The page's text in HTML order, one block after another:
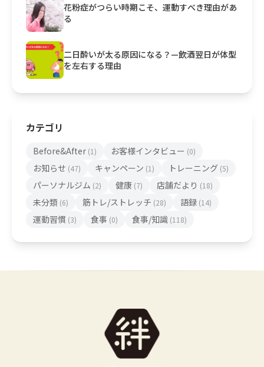
花粉症がつらい時期こそ、運動すべき理由があ
る
二日酔いが太る原因になる？—飲酒翌日が体型
を左右する理由
カテゴリ
Before&After (1) お客様インタビュー (0)
お知らせ (47) キャンペーン (1) トレーニング (5)
パーソナルジム (2) 健康 (7) 店舗だより (18)
未分類 (6) 筋トレ/ストレッチ (28) 語録 (14)
運動習慣 (3) 食事 (0) 食事/知識 (118)